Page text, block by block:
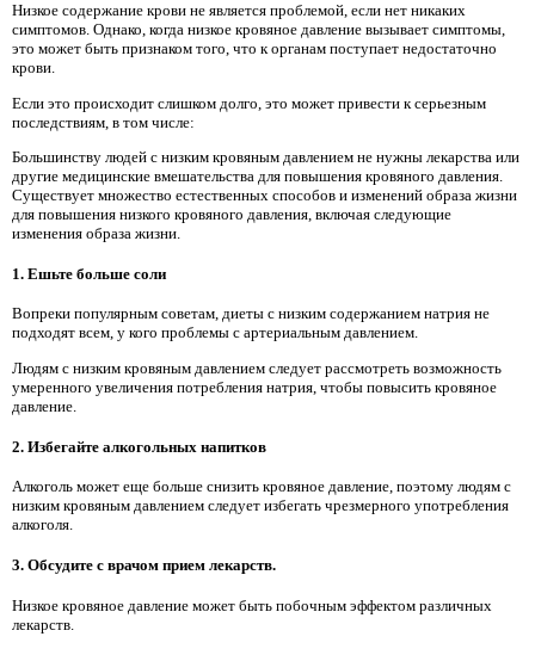
Низкое содержание крови не является проблемой, если нет никаких
симптомов. Однако, когда низкое кровяное давление вызывает симптомы,
это может быть признаком того, что к органам поступает недостаточно
крови.
Если это происходит слишком долго, это может привести к серьезным
последствиям, в том числе:
Большинству людей с низким кровяным давлением не нужны лекарства или
другие медицинские вмешательства для повышения кровяного давления.
Существует множество естественных способов и изменений образа жизни
для повышения низкого кровяного давления, включая следующие
изменения образа жизни.
1. Ешьте больше соли
Вопреки популярным советам, диеты с низким содержанием натрия не
подходят всем, у кого проблемы с артериальным давлением.
Людям с низким кровяным давлением следует рассмотреть возможность
умеренного увеличения потребления натрия, чтобы повысить кровяное
давление.
2. Избегайте алкогольных напитков
Алкоголь может еще больше снизить кровяное давление, поэтому людям с
низким кровяным давлением следует избегать чрезмерного употребления
алкоголя.
3. Обсудите с врачом прием лекарств.
Низкое кровяное давление может быть побочным эффектом различных
лекарств.